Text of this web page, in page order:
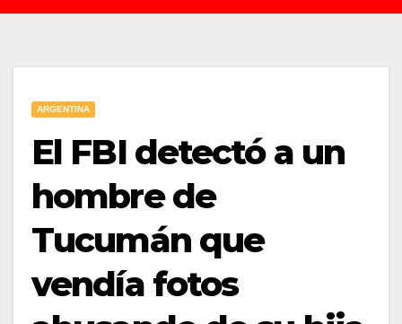
ARGENTINA
El FBI detectó a un
hombre de
Tucumán que
vendía fotos